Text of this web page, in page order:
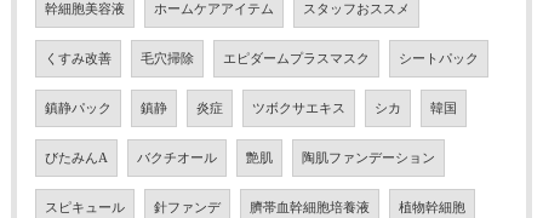
幹細胞美容液 ホームケアアイテム スタッフおススメ
くすみ改善 毛穴掃除 エピダームプラスマスク シートパック
鎮静パック 鎮静 炎症 ツボクサエキス シカ 韓国
びたみんA バクチオール 艶肌 陶肌ファンデーション
スピキュール 針ファンデ 臍帯血幹細胞培養液 植物幹細胞